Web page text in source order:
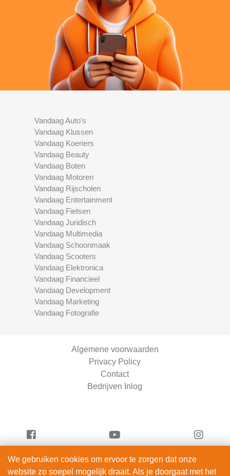
Vandaag Auto's
Vandaag Klussen
Vandaag Koeriers
Vandaag Beauty
Vandaag Boten
Vandaag Motoren
Vandaag Rijscholen
Vandaag Entertainment
Vandaag Fietsen
Vandaag Juridisch
Vandaag Multimedia
Vandaag Schoonmaak
Vandaag Scooters
Vandaag Elektronica
Vandaag Financieel
Vandaag Development
Vandaag Marketing
Vandaag Fotografie
Algemene voorwaarden
Privacy Policy
Contact
Bedrijven Inlog
Vandaag Fietsen is onderdeel van
We gebruiken cookies om ervoor te zorgen dat onze
website zo soepel mogelijk draait. Als je doorgaat met het